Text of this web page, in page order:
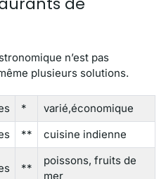
n’est pas
plusieurs solutions.
*
varié,économique
**
cuisine indienne
**
poissons, fruits de
mer